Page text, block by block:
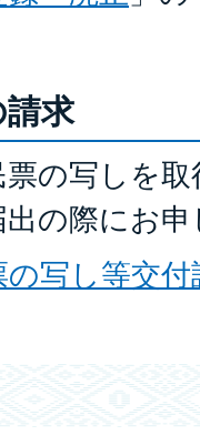
求
の写しを
の際にお
の写し等交付